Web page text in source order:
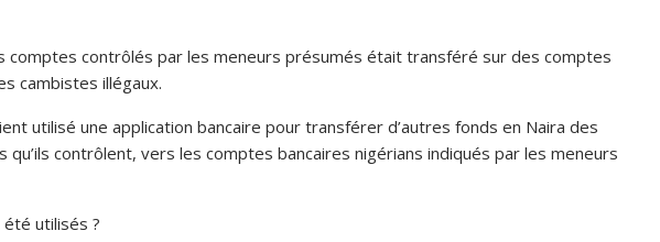
comptes contrôlés par les meneurs présumés était transféré sur des comptes
cambistes illégaux.
utilisé une application bancaire pour transférer d’autres fonds en Naira des
qu’ils contrôlent, vers les comptes bancaires nigérians indiqués par les meneurs
utilisés ?